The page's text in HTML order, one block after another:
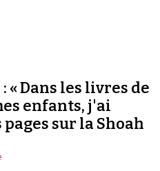
« Dans les livres de
enfants, j'ai
sur la Shoah